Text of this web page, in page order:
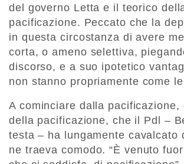
del governo Letta e il teorico
pacificazione. Peccato che la
in questa circostanza di avere
corta, o ameno selettiva,
discorso, e a suo ipotetico
non stanno propriamente come
A cominciare dalla pacificazione,
della pacificazione, che il Pdl –
testa – ha lungamente cavalcato
ne traeva comodo. “È venuto